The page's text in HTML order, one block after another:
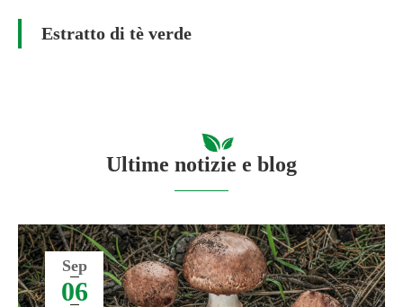
Estratto di tè verde
Ultime notizie e blog
Sep
06